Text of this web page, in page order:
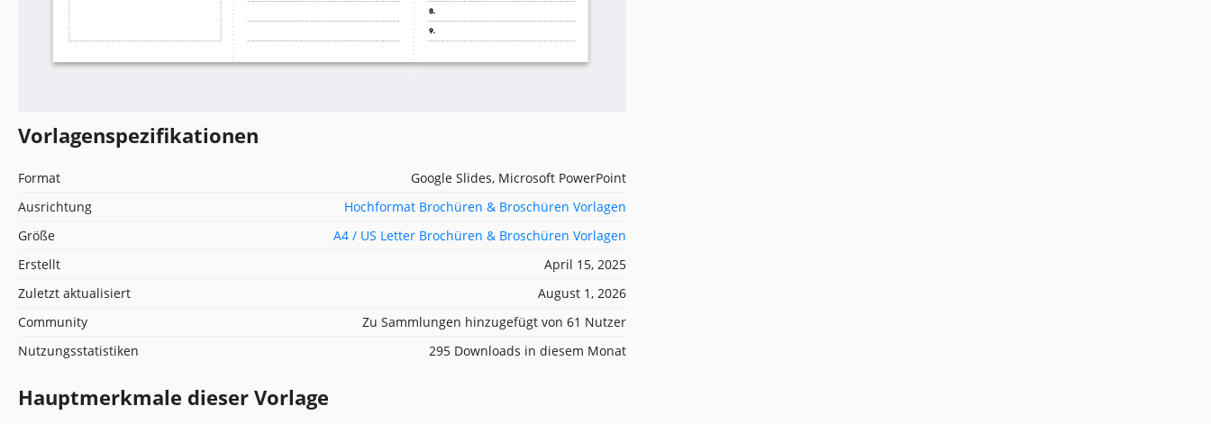
Vorlagenspezifikationen
Format
Google Slides, Microsoft PowerPoint
Ausrichtung
Hochformat Brochüren & Broschüren Vorlagen
Größe
A4 / US Letter Brochüren & Broschüren Vorlagen
Erstellt
April 15, 2025
Zuletzt aktualisiert
August 1, 2026
Community
Zu Sammlungen hinzugefügt von 61 Nutzer
Nutzungsstatistiken
295 Downloads in diesem Monat
Hauptmerkmale dieser Vorlage